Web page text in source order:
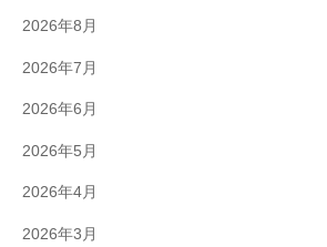
2026年8月
2026年7月
2026年6月
2026年5月
2026年4月
2026年3月